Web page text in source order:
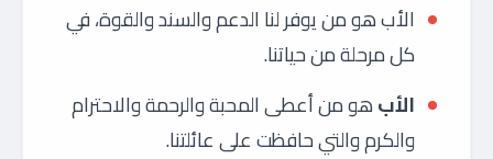
الأب هو من يوفر لنا الدعم والسند والقوة، في
كل مرحلة من حياتنا.
الأبهو من أعطى المحبة والرحمة والاحترام
والكرم والتي حافظت على عائلتنا.